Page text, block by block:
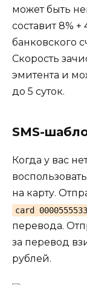
может быть
составит 8%
банковского
Скорость
эмитента и
до 5 суток.
SMS-
Когда у вас
на карту.
card
перевода.
за перевод
рублей.